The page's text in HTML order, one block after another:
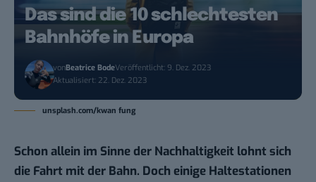
Das sind die 10 schlechtesten
Bahnhöfe in Europa
vonBeatrice BodeVeröffentlicht: 9. Dez. 2023
Aktualisiert: 22. Dez. 2023
unsplash.com/kwan fung
Schon allein im Sinne der Nachhaltigkeit lohnt sich
die Fahrt mit der Bahn. Doch einige Haltestationen